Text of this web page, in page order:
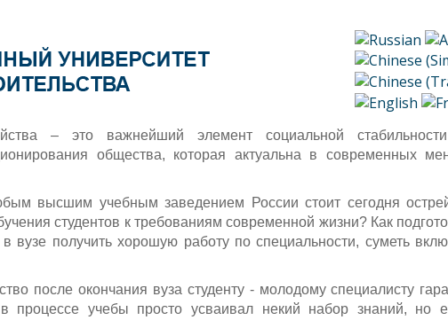
– это важнейший элемент социальной
общества, которая актуальна в современных
высшим учебным заведением России стоит сегодня
студентов к требованиям современной жизни? Как
вузе получить хорошую работу по специальности, суметь
после окончания вуза студенту - молодому специалисту
процессе учебы просто усваивал некий набор знаний, но